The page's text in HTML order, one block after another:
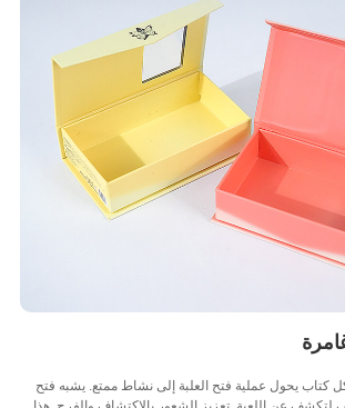
عملية فتح العلبة إلى نشاط ممتع. يشبه فتح